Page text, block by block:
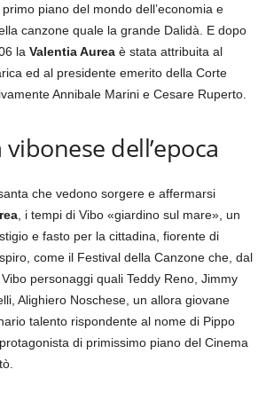
piano del mondo dell’economia e
canzone quale la grande Dalidà. E dopo
la Valentia Aurea è stata attribuita al
ed al presidente emerito della Corte
Annibale Marini e Cesare Ruperto.
dell’epoca
che vedono sorgere e affermarsi
, i tempi di Vibo «giardino sul mare», un
e fasto per la cittadina, fiorente di
come il Festival della Canzone che, dal
personaggi quali Teddy Reno, Jimmy
Alighiero Noschese, un allora giovane
talento rispondente al nome di Pippo
di primissimo piano del Cinema